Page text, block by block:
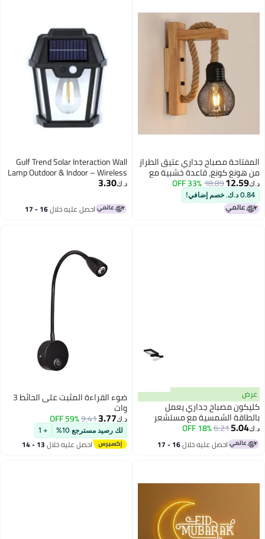
المفتاحة مصباح جداري عتيق الطراز
من هونغ كونغ، قاعدة خشبية مع
حبل من القنب، غطاء شبكي معدني
أسود، مقبس E27، مصباح جداري
ريفي لغرفة المعيشة وغرفة النوم
د.ك‏12.59
18.89
33% OFF
0.84 د.ك. خصم إضافي!
Gulf Trend Solar Interaction Wall
Lamp Outdoor & Indoor – Wireless
Waterproof LED Wall Sconce with
Auto On/Off – 3 Intelligent
Lighting Modes – Energy-Saving
Entryway – White
د.ك‏3.30
احصل عليه خلال 16 - 17
عرض
كليكون مصباح جداري يعمل
بالطاقة الشمسية مع مستشعر
حركة 56 LED، بطارية ليثيوم قابلة
للشحن 1200 مللي أمبير، إضاءة
خارجية موفرة للطاقة، CK8321
د.ك‏5.04
6.21
18% OFF
احصل عليه خلال 16 - 17
ضوء القراءة المثبت على الحائط 3
وات
د.ك‏3.77
9.41
59% OFF
لك رصيد مسترجع 10% + 1
احصل عليه خلال 13 - 14